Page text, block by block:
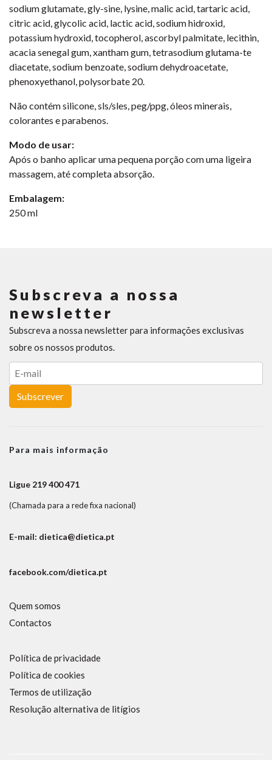
sodium glutamate, gly-sine, lysine, malic acid, tartaric acid,
citric acid, glycolic acid, lactic acid, sodium hidroxid,
potassium hydroxid, tocopherol, ascorbyl palmitate, lecithin,
acacia senegal gum, xantham gum, tetrasodium glutama-te
diacetate, sodium benzoate, sodium dehydroacetate,
phenoxyethanol, polysorbate 20.
Não contém silicone, sls/sles, peg/ppg, óleos minerais,
colorantes e parabenos.
Modo de usar:
Após o banho aplicar uma pequena porção com uma ligeira
massagem, até completa absorção.
Embalagem:
250 ml
Subscreva a nossa
newsletter
Subscreva a nossa newsletter para informações exclusivas
sobre os nossos produtos.
Subscrever
Para mais informação
Ligue 219 400 471
(Chamada para a rede fixa nacional)
E-mail: dietica@dietica.pt
facebook.com/dietica.pt
Quem somos
Contactos
Política de privacidade
Política de cookies
Termos de utilização
Resolução alternativa de litígios